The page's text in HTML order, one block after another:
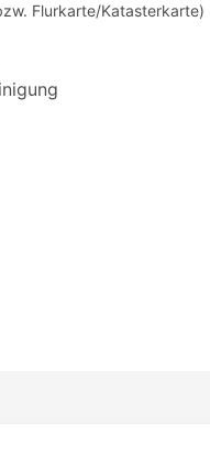
Flurkarte/Katasterkarte)